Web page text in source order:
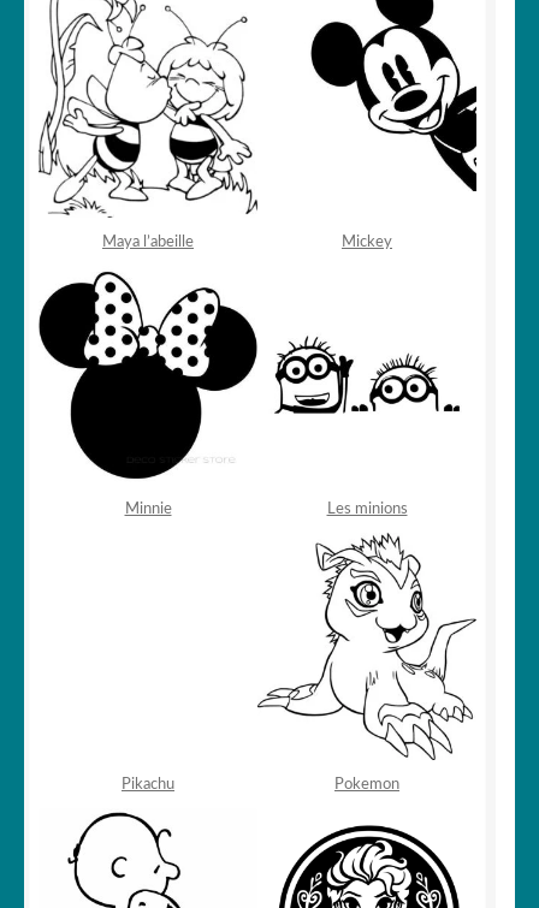
Maya l’abeille Mickey
Minnie Les minions
Pikachu Pokemon